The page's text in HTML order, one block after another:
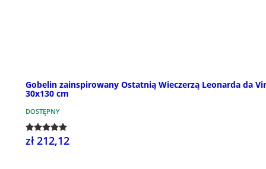
Gobelin zainspirowany Ostatnią Wieczerzą Leonarda da
30x130 cm
DOSTĘPNY
zł 212,12